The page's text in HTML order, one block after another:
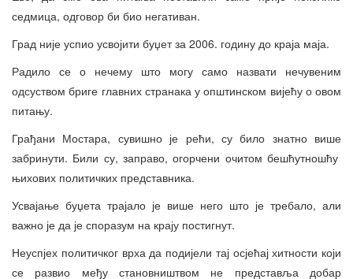
седмица, одговор би био негативан.
Град није успио усвојити буџет за 2006. годину до краја маја.
Радило се о нечему што могу само назвати нечувеним
одсуством бриге главних странака у општинском вијећу о овом
питању.
Грађани Мостара, сувишно је рећи, су било знатно више
забринути. Били су, заправо, огорчени очитом бешћутношћу
њихових политичких представника.
Усвајање буџета трајало је више него што је требало, али
важно је да је споразум на крају постигнут.
Неуспјех политичког врха да подијели тај осјећај хитности који
се развио међу становништвом не представља добар